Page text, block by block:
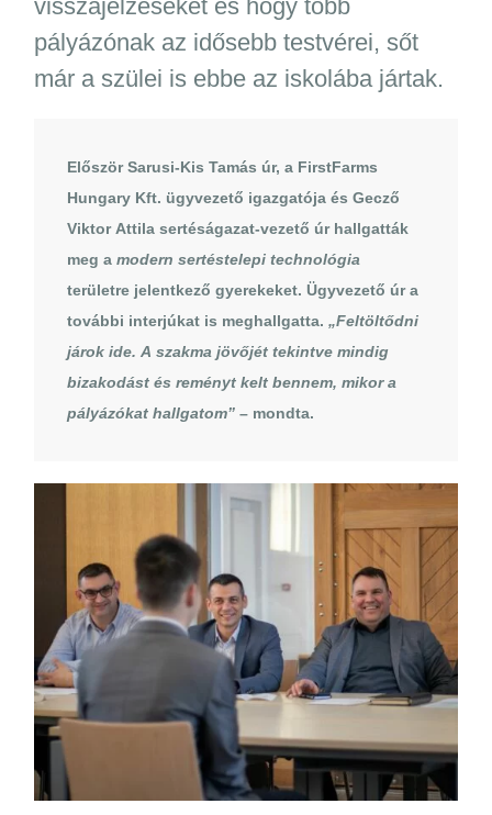
visszajelzéseket és hogy több
pályázónak az idősebb testvérei, sőt
már a szülei is ebbe az iskolába jártak.
ElőszörSarusi-Kis Tamás úr, a FirstFarms
Hungary Kft. ügyvezető igazgatója ésGecző
Viktor Attila sertéságazat-vezető úr hallgatták
meg amodern sertéstelepi technológia
területre jelentkező gyerekeket. Ügyvezető úr a
további interjúkat is meghallgatta.„Feltöltődni
járok ide. A szakma jövőjét tekintve mindig
bizakodást és reményt kelt bennem, mikor a
pályázókat hallgatom” – mondta.